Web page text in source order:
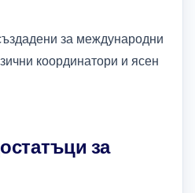
за международни
координатори и ясен
за